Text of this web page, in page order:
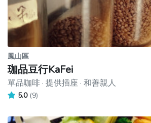
鳳山區
珈品豆行KaFei
單品咖啡 · 提供插座 · 和善親人
5.0 (9)